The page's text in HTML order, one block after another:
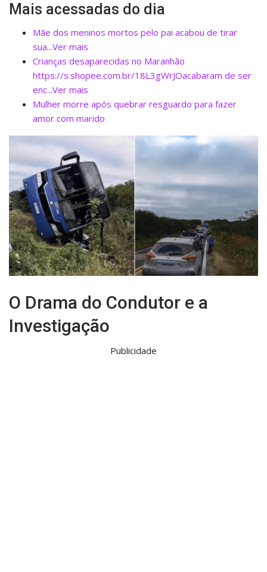
Mais acessadas do dia
Mãe dos meninos mortos pelo pai acabou de tirar
sua...Ver mais
Crianças desaparecidas no Maranhão
https://s.shopee.com.br/18L3gWrJOacabaram de ser
enc...Ver mais
Mulher morre após quebrar resguardo para fazer
amor com marido
O Drama do Condutor e a
Investigação
Publicidade